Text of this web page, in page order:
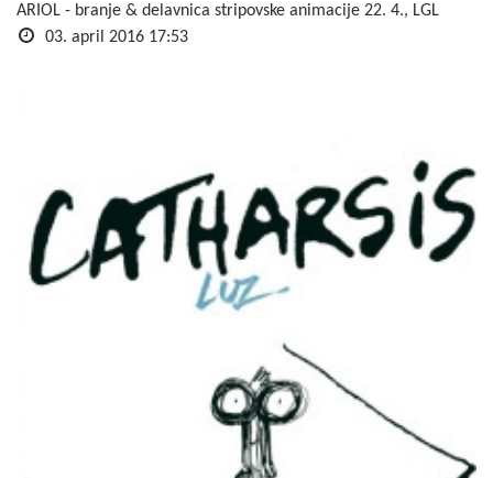
ARIOL - branje & delavnica stripovske animacije 22. 4., LGL
03. april 2016 17:53